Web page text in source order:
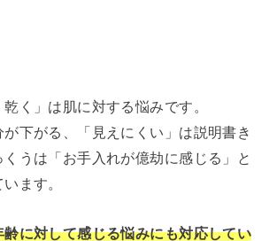
乾く」は肌に対する悩みです。
が下がる、「見えにくい」は説明書き
うは「お手入れが億劫に感じる」と
ます。
に対して感じる悩みにも対応してい